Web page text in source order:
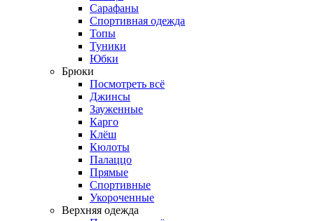
Сарафаны
Спортивная одежда
Топы
Туники
Юбки
Брюки
Посмотреть всё
Джинсы
Зауженные
Карго
Клёш
Кюлоты
Палаццо
Прямые
Спортивные
Укороченные
Верхняя одежда